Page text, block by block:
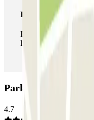
Pase ilimitado
Durante tu estancia
las veces que quieras.
Parking BSM
4.7